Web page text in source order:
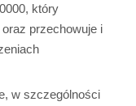
który
przechowuje i
w szczególności